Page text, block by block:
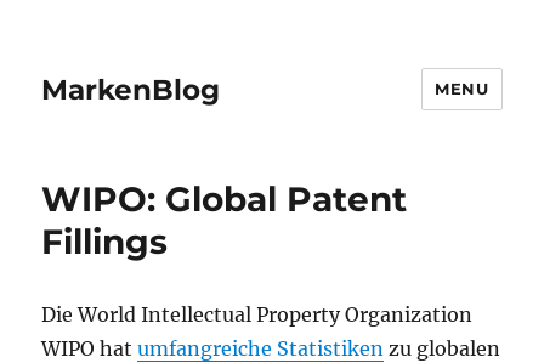
MarkenBlog MENU
WIPO: Global Patent
Fillings
Die World Intellectual Property Organization
WIPO hatumfangreiche Statistiken zu globalen